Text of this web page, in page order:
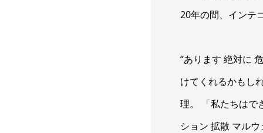
20年の間、インテ
“あります 絶対に
けてくれるかもし
理。 「私たちはで
ション 拡散 マルウ